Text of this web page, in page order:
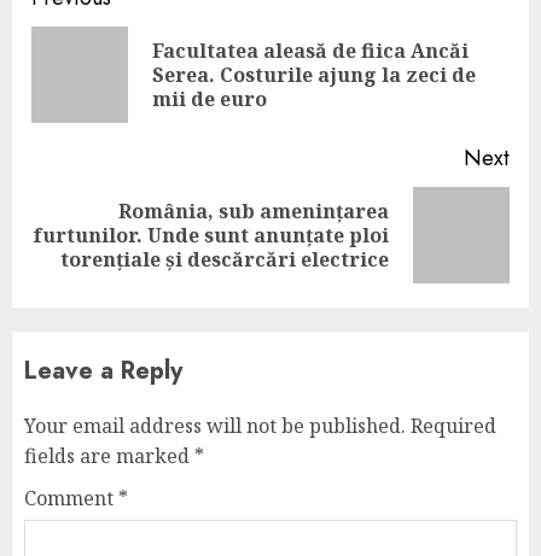
ReadingFacultatea aleasă de fiica Ancăi
Serea. Costurile ajung la zeci de
mii de euro
Next
Next
post:
România, sub amenințarea
furtunilor. Unde sunt anunțate ploi
torențiale și descărcări electrice
Leave a Reply
Your email address will not be published. Required
fields are marked *
Comment *